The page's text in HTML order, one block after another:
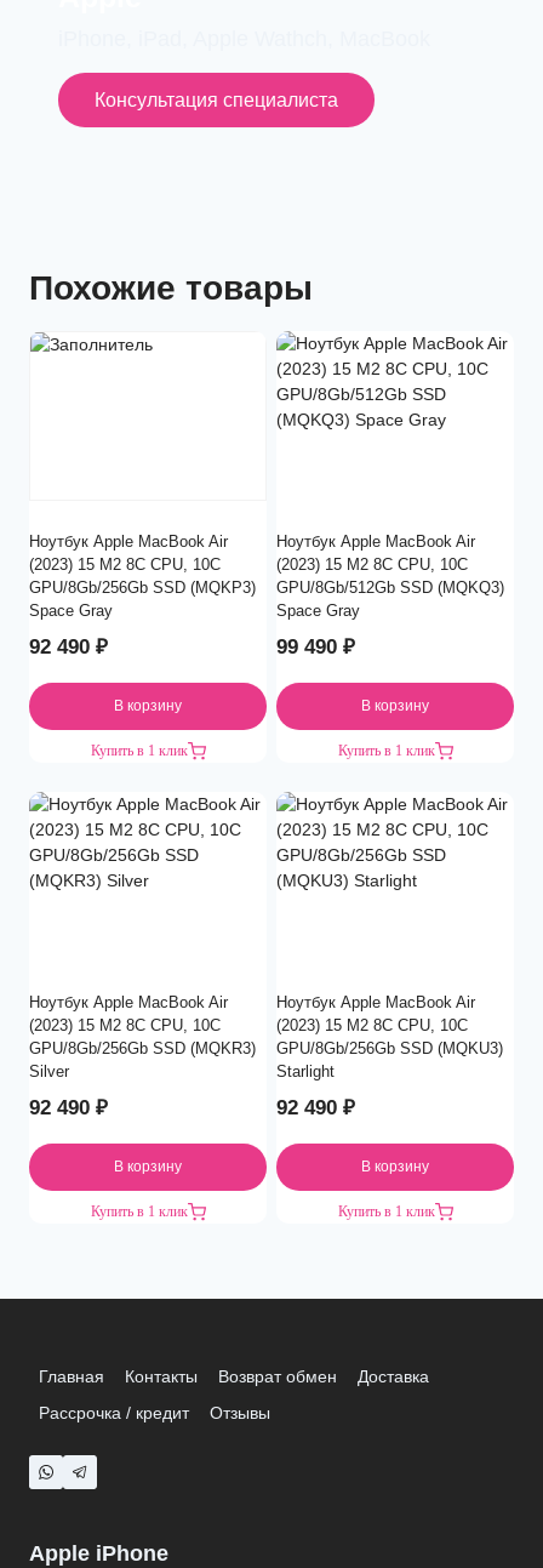
Консультация специалиста
Похожие товары
Ноутбук Apple MacBook Air
(2023) 15 M2 8C CPU, 10C
GPU/8Gb/256Gb SSD (MQKP3)
Space Gray
92 490 ₽
В корзину
Купить в 1 клик
Ноутбук Apple MacBook Air
(2023) 15 M2 8C CPU, 10C
GPU/8Gb/512Gb SSD (MQKQ3)
Space Gray
99 490 ₽
В корзину
Купить в 1 клик
Ноутбук Apple MacBook Air
(2023) 15 M2 8C CPU, 10C
GPU/8Gb/256Gb SSD (MQKR3)
Silver
92 490 ₽
В корзину
Купить в 1 клик
Ноутбук Apple MacBook Air
(2023) 15 M2 8C CPU, 10C
GPU/8Gb/256Gb SSD (MQKU3)
Starlight
92 490 ₽
В корзину
Купить в 1 клик
Главная Контакты Возврат обмен
Доставка
Рассрочка / кредит
Отзывы
Apple iPhone